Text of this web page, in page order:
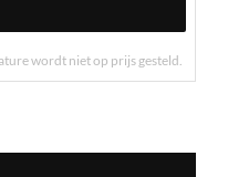
wordt niet op prijs gesteld.